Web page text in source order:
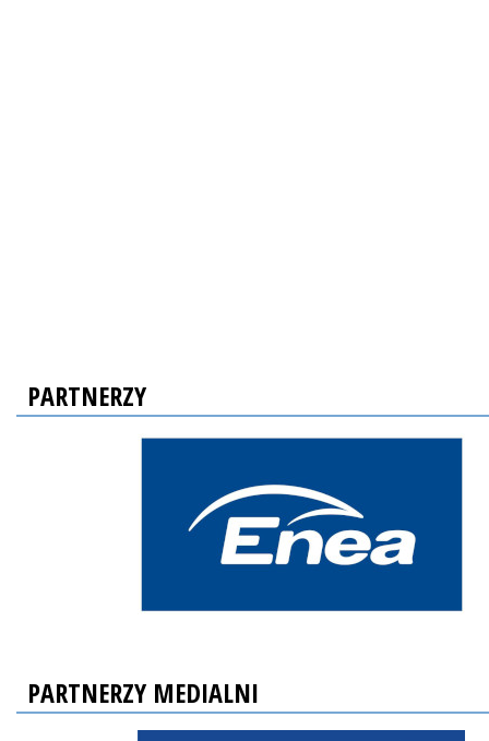
PARTNERZY
PARTNERZY MEDIALNI